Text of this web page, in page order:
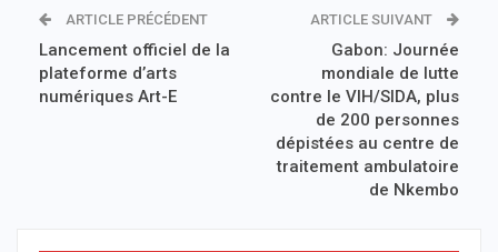
ARTICLE PRÉCÉDENT
Lancement officiel de la
plateforme d’arts
numériques Art-E
ARTICLE SUIVANT
Gabon: Journée
mondiale de lutte
contre le VIH/SIDA, plus
de 200 personnes
dépistées au centre de
traitement ambulatoire
de Nkembo